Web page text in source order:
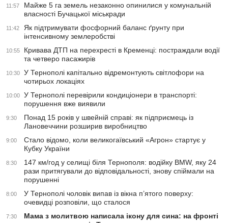
11:57
Майже 5 га земель незаконно опинилися у комунальній
власності Бучацької міськради
11:42
Як підтримувати фосфорний баланс ґрунту при
інтенсивному землеробстві
10:55
Кривава ДТП на перехресті в Кременці: постраждали водії
та четверо пасажирів
10:30
У Тернополі капітально відремонтують світлофори на
чотирьох локаціях
10:00
У Тернополі перевірили кондиціонери в транспорті:
порушення вже виявили
9:30
Понад 15 років у швейній справі: як підприємець із
Лановеччини розширив виробництво
9:00
Стало відомо, коли великогаївський «Агрон» стартує у
Кубку України
8:30
147 км/год у селищі біля Тернополя: водійку BMW, яку 24
рази притягували до відповідальності, знову спіймали на
порушенні
8:00
У Тернополі чоловік випав із вікна п’ятого поверху:
очевидці розповіли, що сталося
7:30
Мама з молитвою написала ікону для сина: на фронті